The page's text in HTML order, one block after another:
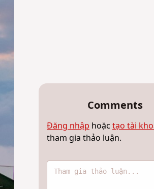
Comments
Đăng nhập hoặc tạo tài
tham gia thảo luận.